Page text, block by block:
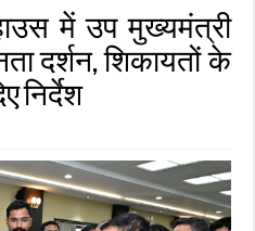
में उप मुख्यमंत्री
दर्शन, शिकायतों के
निर्देश